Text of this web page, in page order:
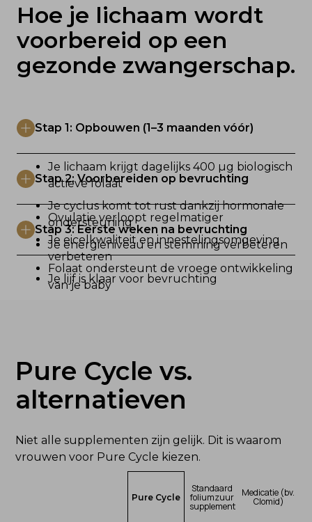
Hoe je lichaam wordt
voorbereid op een
gezonde zwangerschap.
Stap 1: Opbouwen (1–3 maanden vóór)
Je lichaam krijgt dagelijks 400 µg biologisch
actieve folaat
Je cyclus komt tot rust dankzij hormonale
ondersteuning
Je energieniveau en stemming verbeteren
Stap 2: Voorbereiden op bevruchting
Ovulatie verloopt regelmatiger
Je eicelkwaliteit en innestelingsomgeving
verbeteren
Je lijf is klaar voor bevruchting
Stap 3: Eerste weken na bevruchting
Folaat ondersteunt de vroege ontwikkeling
van je baby
Pure Cycle vs.
alternatieven
Niet alle supplementen zijn gelijk. Dit is waarom
vrouwen voor Pure Cycle kiezen.
Pure Cycle
Standaard
foliumzuur
supplement
Medicatie (bv.
Clomid)